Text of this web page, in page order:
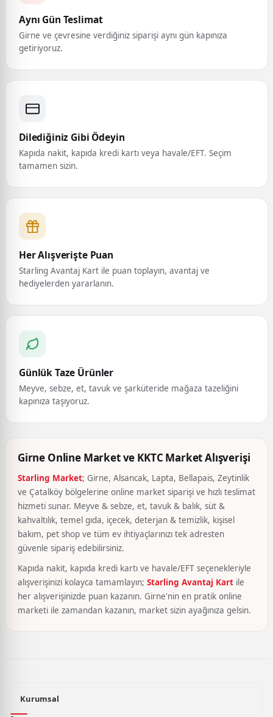
Aynı Gün Teslimat
Girne ve çevresine verdiğiniz siparişi aynı gün kapınıza
getiriyoruz.
Dilediğiniz Gibi Ödeyin
Kapıda nakit, kapıda kredi kartı veya havale/EFT. Seçim
tamamen sizin.
Her Alışverişte Puan
Starling Avantaj Kart ile puan toplayın, avantaj ve
hediyelerden yararlanın.
Günlük Taze Ürünler
Meyve, sebze, et, tavuk ve şarküteride mağaza tazeliğini
kapınıza taşıyoruz.
Girne Online Market ve KKTC Market Alışverişi
Starling Market; Girne, Alsancak, Lapta, Bellapais, Zeytinlik
ve Çatalköy bölgelerine online market siparişi ve hızlı teslimat
hizmeti sunar. Meyve & sebze, et, tavuk & balık, süt &
kahvaltılık, temel gıda, içecek, deterjan & temizlik, kişisel
bakım, pet shop ve tüm ev ihtiyaçlarınızı tek adresten
güvenle sipariş edebilirsiniz.
Kapıda nakit, kapıda kredi kartı ve havale/EFT seçenekleriyle
alışverişinizi kolayca tamamlayın; Starling Avantaj Kart ile
her alışverişinizde puan kazanın. Girne'nin en pratik online
marketi ile zamandan kazanın, market sizin ayağınıza gelsin.
Kurumsal